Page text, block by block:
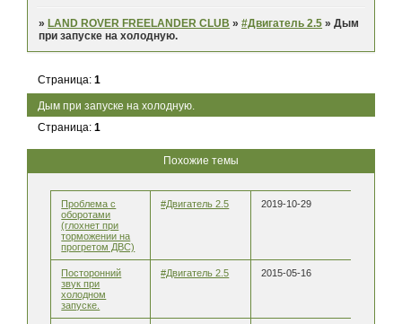
» LAND ROVER FREELANDER CLUB »#Двигатель 2.5 »Дым
при запуске на холодную.
Дым при запуске на холодную.
Страница:1
Страница:1
Похожие темы
Проблема с
оборотами
(глохнет при
торможении на
прогретом ДВС)
#Двигатель 2.5 2019-10-29
Посторонний
звук при
холодном
запуске.
#Двигатель 2.5 2015-05-16